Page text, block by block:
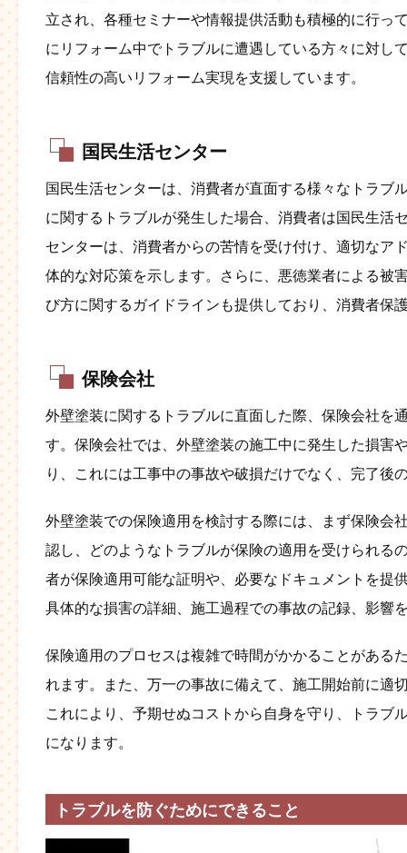
立され、各種セミナーや情報提供活動も積極的に行っ
にリフォーム中でトラブルに遭遇している方々に対し
信頼性の高いリフォーム実現を支援しています。
国民生活センター
国民生活センターは、消費者が直面する様々なトラブ
に関するトラブルが発生した場合、消費者は国民生活
センターは、消費者からの苦情を受け付け、適切なア
体的な対応策を示します。さらに、悪徳業者による被
び方に関するガイドラインも提供しており、消費者保
保険会社
外壁塗装に関するトラブルに直面した際、保険会社を
す。保険会社では、外壁塗装の施工中に発生した損害
り、これには工事中の事故や破損だけでなく、完了後
外壁塗装での保険適用を検討する際には、まず保険会
認し、どのようなトラブルが保険の適用を受けられる
者が保険適用可能な証明や、必要なドキュメントを提
具体的な損害の詳細、施工過程での事故の記録、影響
保険適用のプロセスは複雑で時間がかかることがある
れます。また、万一の事故に備えて、施工開始前に適
これにより、予期せぬコストから自身を守り、トラブ
になります。
トラブルを防ぐためにできること